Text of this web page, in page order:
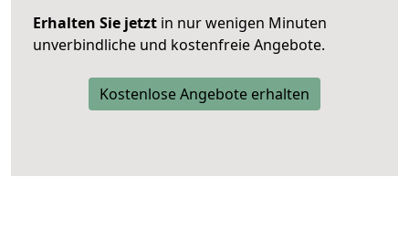
Erhalten Sie jetzt in nur wenigen Minuten
unverbindliche und kostenfreie Angebote.
Kostenlose Angebote erhalten